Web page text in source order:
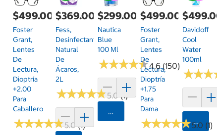
$499.00
Foster
Grant,
Lentes
De
Lectura,
Dioptría
+2.00
Para
Caballero
★★★★★
★★★★★5.0 (1)
$369.00
Fess,
Desinfectante
Natural
De
Ácaros,
2L
★★★★★
★★★★★5.0 (1)
$299.00
Nautica
Blue
100 Ml
★★★★★
★★★★★4.6 (150)
Agregar
$499.00
Foster
Grant,
Lentes
De
Lectura,
Dioptría
+1.75
Para
Dama
★★★★★
★★★★★5.0 (1)
Davidoff
Cool
Water
100ml
★★★
★★★